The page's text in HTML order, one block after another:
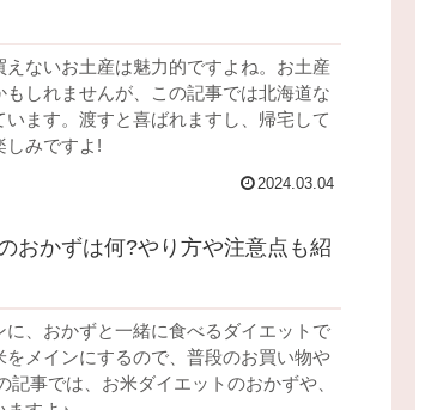
ないお土産は魅力的ですよね。お土産
しれませんが、この記事では北海道な
ます。渡すと喜ばれますし、帰宅して
しみですよ!
2024.03.04
おかずは何?やり方や注意点も紹
、おかずと一緒に食べるダイエットで
メインにするので、普段のお買い物や
事では、お米ダイエットのおかずや、